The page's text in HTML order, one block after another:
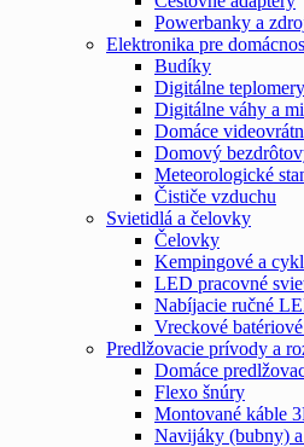
Powerbanky a
Elektronika pre
Budíky
Digitálne teplomery
Digitálne váhy a
Domáce
Domový
Meteorologické
Čističe vzduchu
Svietidlá a čelovky
Čelovky
Kempingové a
LED pracovné
Nabíjacie ručné
Vreckové
Predlžovacie prívody a
Domáce
Flexo šnúry
Montované káble
Navijáky (bubny)